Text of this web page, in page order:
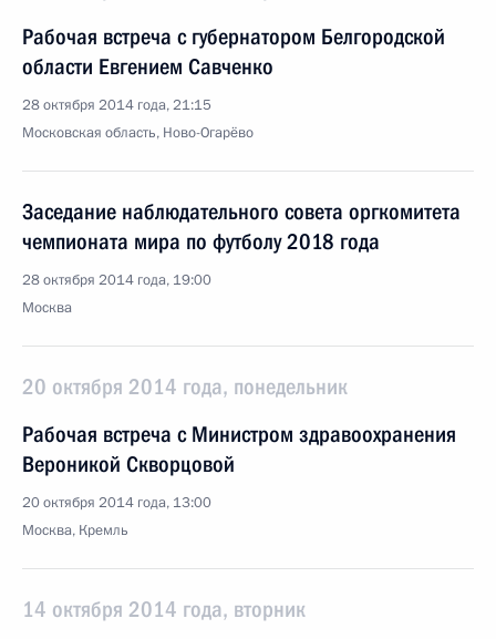
Рабочая встреча с губернатором Белгородской
области Евгением Савченко
28 октября 2014 года, 21:15
Московская область, Ново-Огарёво
Заседание наблюдательного совета оргкомитета
чемпионата мира по футболу 2018 года
28 октября 2014 года, 19:00
Москва
20 октября 2014 года, понедельник
Рабочая встреча с Министром здравоохранения
Вероникой Скворцовой
20 октября 2014 года, 13:00
Москва, Кремль
14 октября 2014 года, вторник